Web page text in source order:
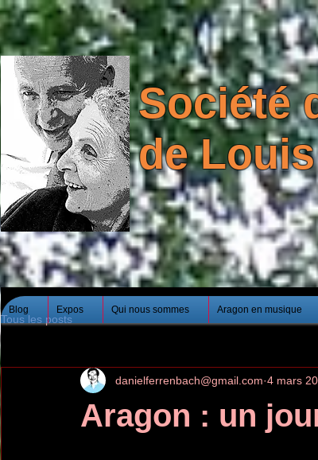
Société
de
Blog Expos Qui nous sommes Aragon en musique
Tous les posts
Aragon : un
danielferrenbach@gmail.com 4 mars